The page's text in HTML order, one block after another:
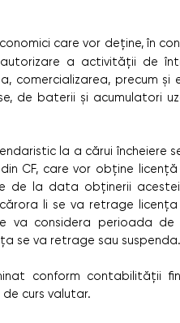
care vor deține, în
autorizare a activității de
comercializarea, precum și
de baterii și acumulatori
la a cărui încheiere
CF, care vor obține licență
de la data obținerii
li se va retrage
va considera perioada de
se va retrage sau suspenda.
conform contabilității
curs valutar.